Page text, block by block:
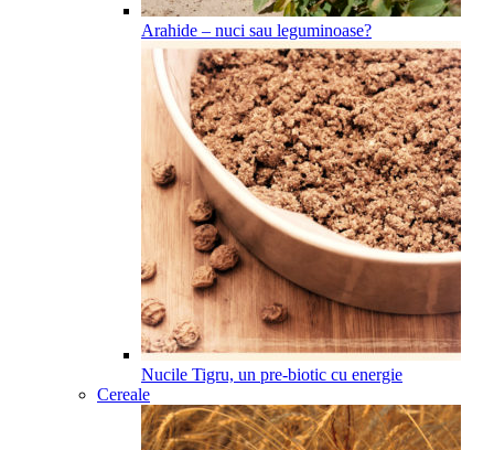
Arahide – nuci sau leguminoase?
Nucile Tigru, un pre-biotic cu energie
Cereale